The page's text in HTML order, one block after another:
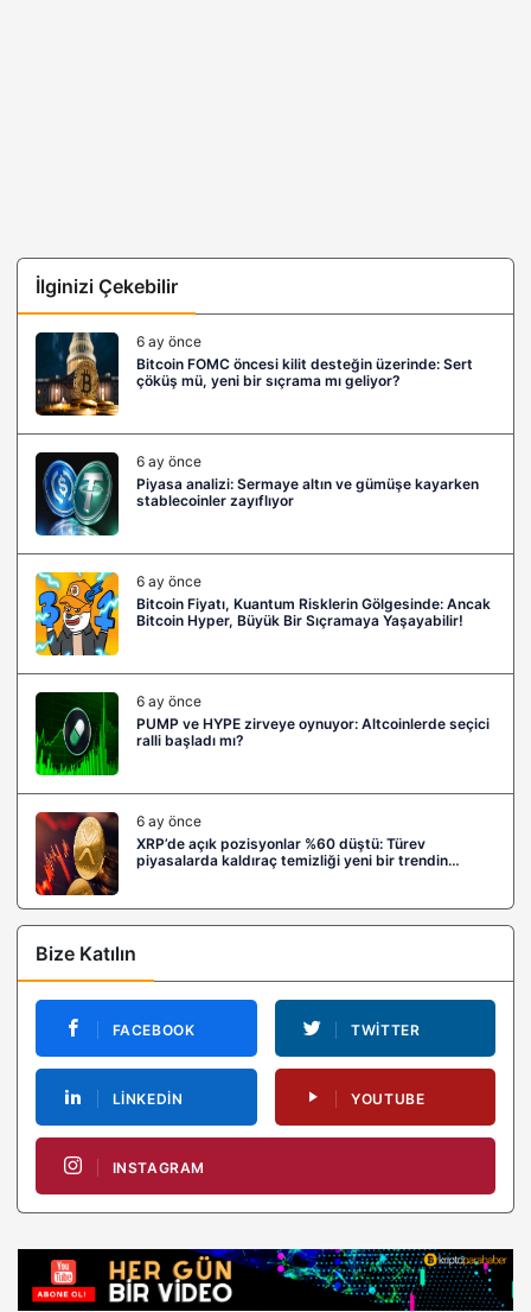
İlginizi Çekebilir
6 ay önce
Bitcoin FOMC öncesi kilit desteğin üzerinde: Sert
çöküş mü, yeni bir sıçrama mı geliyor?
6 ay önce
Piyasa analizi: Sermaye altın ve gümüşe kayarken
stablecoinler zayıflıyor
6 ay önce
Bitcoin Fiyatı, Kuantum Risklerin Gölgesinde: Ancak
Bitcoin Hyper, Büyük Bir Sıçramaya Yaşayabilir!
6 ay önce
PUMP ve HYPE zirveye oynuyor: Altcoinlerde seçici
ralli başladı mı?
6 ay önce
XRP’de açık pozisyonlar %60 düştü: Türev
piyasalarda kaldıraç temizliği yeni bir trendin
Bize Katılın
FACEBOOK TWITTER
LINKEDIN YOUTUBE
INSTAGRAM